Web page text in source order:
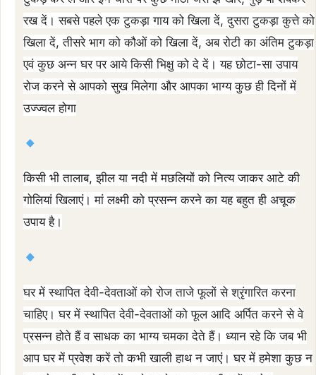
रख दें। सबसे पहले एक टुकड़ा गाय को खिला दें, दुसरा टुकड़ा कुत्ते को
खिला दें, तीसरे भाग को कौओं को खिला दें, अब रोटी का अंतिम टुकड़ा
एवं कुछ अन्न घर पर आये किसी भिक्षु को दे दें। यह छोटा-सा उपाय
रोज करने से आपको सुख मिलेगा और आपका भाग्य कुछ ही दिनों में
उज्ज्वल होगा
किसी भी तालाब, झील या नदी में मछलियों को नित्य जाकर आटे की
गोलियां खिलाएं। मां लक्ष्मी को प्रसन्न करने का यह बहुत ही अचूक
उपाय है।
घर में स्थापित देवी-देवताओं को रोज ताजे फूलों से श्रृंगारित करना
चाहिए। घर में स्थापित देवी-देवताओं को फूल आदि अर्पित करने से वे
प्रसन्न होते हैं व साधक का भाग्य चमका देते हैं। ध्यान रहे कि जब भी
आप घर में प्रवेश करें तो कभी खाली हाथ न जाएं। घर में हमेशा कुछ न